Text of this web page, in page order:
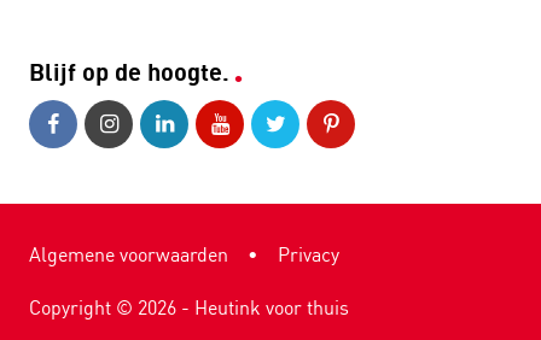
Blijf op de hoogte.
Algemene voorwaarden • Privacy
Copyright © 2026 - Heutink voor thuis